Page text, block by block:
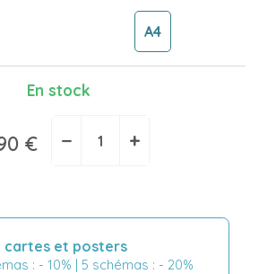
A4
En stock
€ − +
cartes et posters
: - 10% | 5 schémas : - 20%